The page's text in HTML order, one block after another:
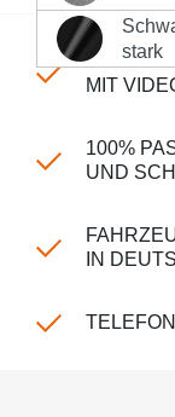
stark
Schwarz
MIT
100%
UND
IN